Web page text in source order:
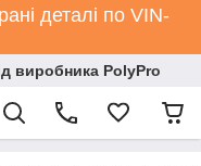
деталі по VIN-
виробника PolyPro